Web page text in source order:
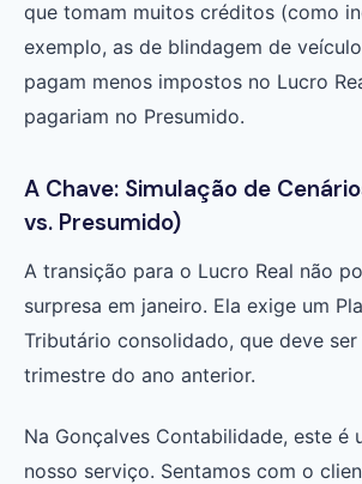
que tomam muitos créditos (como
exemplo, as de blindagem de
pagam menos impostos no Lucro
pagariam no Presumido.
A Chave: Simulação de
vs. Presumido)
A transição para o Lucro Real não
surpresa em janeiro. Ela exige um
Tributário consolidado, que deve
trimestre do ano anterior.
Na Gonçalves Contabilidade, este é
nosso serviço. Sentamos com o